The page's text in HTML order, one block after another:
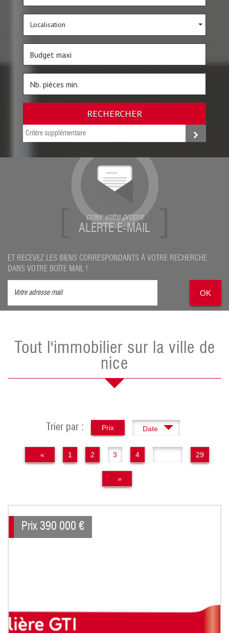
Localisation
RECHERCHER
Critère supplémentaire
créer votre propre
ALERTE E-MAIL
ET RECEVEZ LES BIENS CORRESPONDANTS À VOTRE RECHERCHE
DANS VOTRE BOÎTE MAIL !
OK
Tout l'immobilier sur la ville de
nice
Trier par : Prix Date
« 1 2 3 4 29
»
Prix 390 000 €